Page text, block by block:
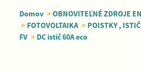
Domov > OBNOVITEĽNÉ ZDROJE
> FOTOVOLTAIKA > POISTKY ,
FV > DC istič 60A eco